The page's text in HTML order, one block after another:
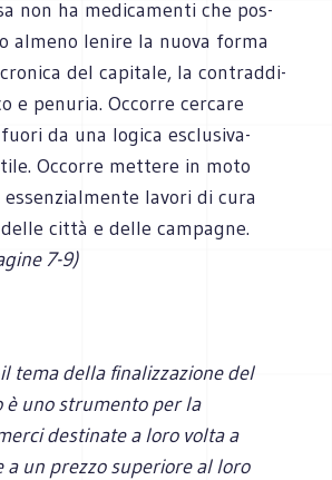
non ha medi­ca­menti che pos­
almeno lenire la nuova forma
del capi­tale, la con­trad­di­
e penu­ria. Occorre cer­care
da una logica esclu­si­va­
Occorre met­tere in moto
lavori di cura
città e delle campagne.
7-9)
tema della finalizzazione del
è uno strumento per la
destinate a loro volta a
a un prezzo superiore al loro